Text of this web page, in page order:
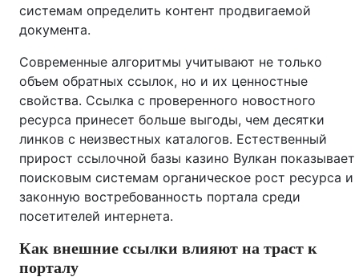
системам определить контент продвигаемой
документа.
Современные алгоритмы учитывают не только
объем обратных ссылок, но и их ценностные
свойства. Ссылка с проверенного новостного
ресурса принесет больше выгоды, чем десятки
линков с неизвестных каталогов. Естественный
прирост ссылочной базы казино Вулкан показывает
поисковым системам органическое рост ресурса и
законную востребованность портала среди
посетителей интернета.
Как внешние ссылки влияют на траст к
порталу